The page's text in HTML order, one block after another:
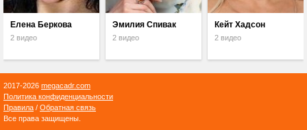
Елена Беркова
2 видео
Эмилия Спивак
2 видео
Кейт Хадсон
2 видео
2017-2026 megacadr.com
Политика конфиденциальности
Правила / Обратная связь
Все права защищены.